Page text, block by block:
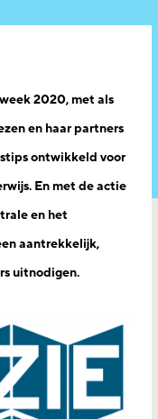
2020, met als
en haar partners
ontwikkeld voor
En met de actie
en het
aantrekkelijk,
uitnodigen.